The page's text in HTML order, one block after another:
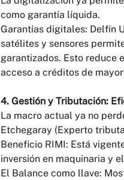
como garantía líquida.
Garantías digitales: Delfín
satélites y sensores
garantizados. Esto reduce
acceso a créditos de
4. Gestión y Tributación:
La macro actual ya no
Etchegaray (Experto
Beneficio RIMI: Está
inversión en maquinaria y
El Balance como llave: